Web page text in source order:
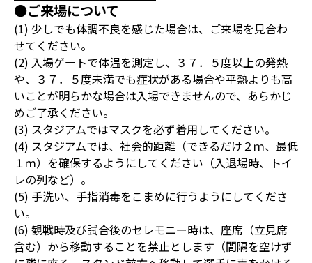
●ご来場について
(1) 少しでも体調不良を感じた場合は、ご来場を見合わ
せてください。
(2) 入場ゲートで体温を測定し、３７．５度以上の発熱
や、３７．５度未満でも症状がある場合や平熱よりも高
いことが明らかな場合は入場できませんので、あらかじ
めご了承ください。
(3) スタジアムではマスクを必ず着用してください。
(4) スタジアムでは、社会的距離（できるだけ２ｍ、最低
１ｍ）を確保するようにしてください（入退場時、トイ
レの列など）。
(5) 手洗い、手指消毒をこまめに行うようにしてくださ
い。
(6) 観戦時及び試合後のセレモニー時は、座席（立見席
含む）から移動することを禁止とします（間隔を空けず